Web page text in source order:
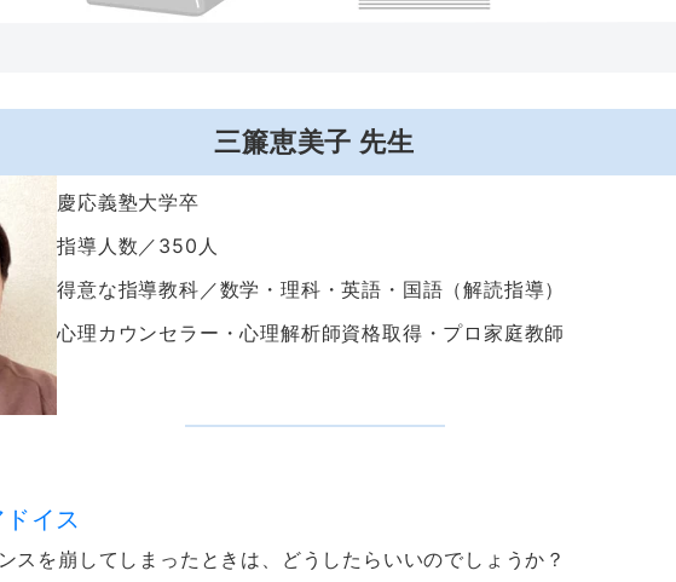
三簾恵美子 先生
慶応義塾大学卒
指導人数／350人
得意な指導教科／数学・理科・英語・国語（解読指導）
心理カウンセラー・心理解析師資格取得・プロ家庭教師
イス
スを崩してしまったときは、どうしたらいいのでしょうか？